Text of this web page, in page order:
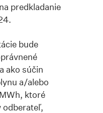
predkladanie
bude
ako súčin
a/alebo
ktoré
odberateľ,